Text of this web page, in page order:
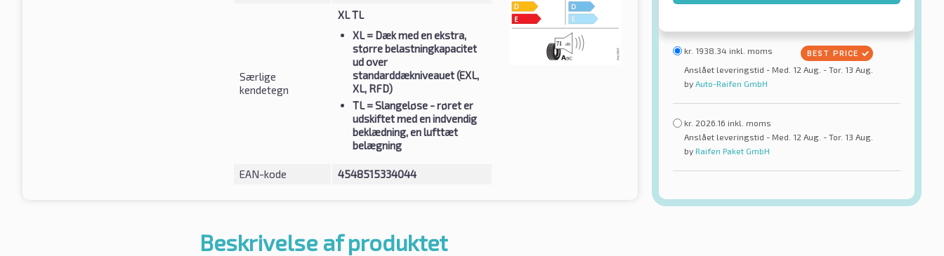
Særlige
kendetegn
XL TL
XL= Dæk med en ekstra,
større belastningkapacitet
ud over
standarddækniveauet (EXL,
XL, RFD)
TL= Slangeløse - røret er
udskiftet med en indvendig
beklædning, en lufttæt
belægning
EAN-kode 4548515334044
kr. 1938.34 inkl. moms
Anslået leveringstid - Med. 12 Aug. - Tor. 13 Aug.
by Auto-Raifen GmbH
kr. 2026.16 inkl. moms
Anslået leveringstid - Med. 12 Aug. - Tor. 13 Aug.
by Raifen Paket GmbH
Beskrivelse af produktet